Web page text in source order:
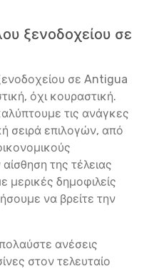
ξενοδοχείου σε
σε Antigua
όχι κουραστική.
τις ανάγκες
σειρά επιλογών, από
της τέλειας
μερικές δημοφιλείς
να βρείτε την
ανέσεις
στον τελευταίο